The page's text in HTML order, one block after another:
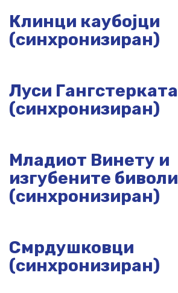
Клинци каубојци
(синхронизиран)
Луси Гангстерката
(синхронизиран)
Младиот Винету и
изгубените биволи
(синхронизиран)
Смрдушковци
(синхронизиран)